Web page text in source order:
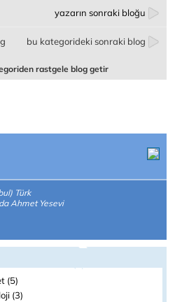
yazarın sonraki bloğu
bu kategorideki sonraki blog
rastgele blog getir
Türk
Ahmet Yesevi
(5)
(3)